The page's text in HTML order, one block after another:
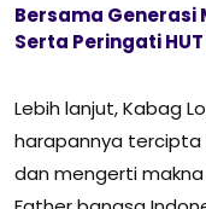
Bersama Generasi
Serta Peringati
Lebih lanjut, Kabag
harapannya tercipta
dan mengerti